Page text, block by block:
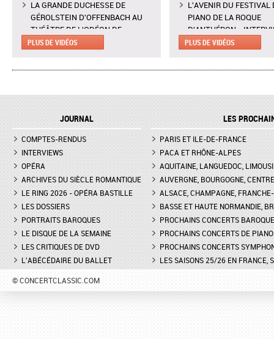
LA GRANDE DUCHESSE DE
GÉROLSTEIN D'OFFENBACH AU
THÉÂTRE DE L'ODÉON DE
MARSEILLE - EXTRAIT DE "AH !
L'ENLÈVEMENT AU SÉRAIL AU
- INTERVIEW DE MANON
LA GRANDE DUCHESSE DE
GÉROLSTEIN D'OFFENBACH AU
THÉÂTRE DE L'ODÉON DE
MARSEILLE - INTERVIEW D'YVES
COUDRAY, METTEUR EN SCÈN
DON GIOVANNI À L'OPÉRA DE
MONTPELLIER - EXTRAIT DE
"TREMA, TREMA, O SCELLERATO!"
PLUS DE VIDÉOS
L'AVENIR DU FESTIVAL
PIANO DE LA ROQUE
D'ANTHÉRON -
CLAIRE DÉSERT, CO-
MARTINA MEOLA
BUNIATISHVILI AU
D'ANTHÉRON
FESTIVAL DE PIANO DE
ROQUE D'ANTHÉON -
DE LA PRÉSENTATION
PIANOS
FESTIVAL CHOPIN À
INTERVIEW DE CLAIRE-
GUAY
PLUS DE VIDÉOS
JOURNAL
COMPTES-RENDUS
INTERVIEWS
OPÉRA
ARCHIVES DU SIÈCLE ROMANTIQUE
LE RING 2026 - OPÉRA BASTILLE
LES DOSSIERS
PORTRAITS BAROQUES
LE DISQUE DE LA SEMAINE
LES CRITIQUES DE DVD
L'ABÉCÉDAIRE DU BALLET
LES
PARIS ET ILE-DE-FRANCE
PACA ET RHÔNE-ALPES
AQUITAINE, LANGUEDOC,
AUVERGNE, BOURGOGNE, CENTRE
ALSACE, CHAMPAGNE,
BASSE ET HAUTE NORMANDIE,
PROCHAINS CONCERTS
PROCHAINS CONCERTS DE PIANO
PROCHAINS CONCERTS
LES SAISONS 25/26 EN FRANCE,
© CONCERTCLASSIC.COM